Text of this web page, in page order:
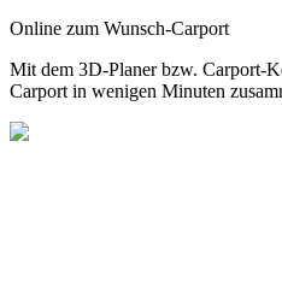
Online zum Wunsch-Carport
Mit dem 3D-Planerbzw. Carport-
Carport in wenigen Minuten